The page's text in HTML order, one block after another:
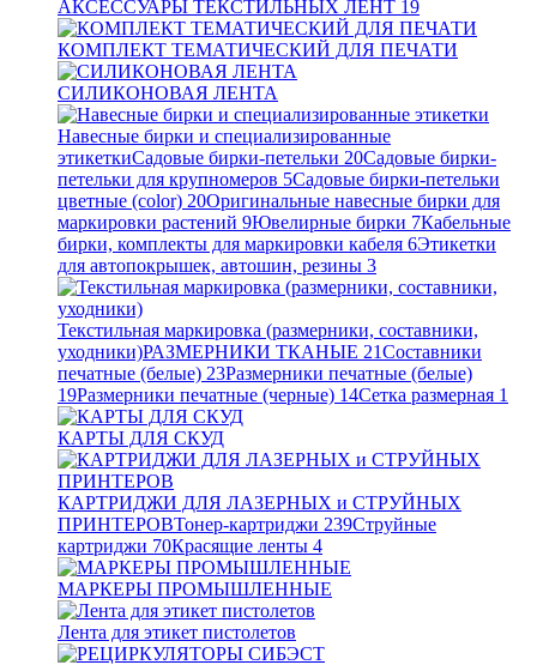
АКСЕССУАРЫ ТЕКСТИЛЬНЫХ ЛЕНТ 19
КОМПЛЕКТ ТЕМАТИЧЕСКИЙ ДЛЯ ПЕЧАТИ
СИЛИКОНОВАЯ ЛЕНТА
Навесные бирки и специализированные
этикеткиСадовые бирки-петельки 20Садовые бирки-
петельки для крупномеров 5Садовые бирки-петельки
цветные (color) 20Оригинальные навесные бирки для
маркировки растений 9Ювелирные бирки 7Кабельные
бирки, комплекты для маркировки кабеля 6Этикетки
для автопокрышек, автошин, резины 3
Текстильная маркировка (размерники, составники,
уходники)РАЗМЕРНИКИ ТКАНЫЕ 21Составники
печатные (белые) 23Размерники печатные (белые)
19Размерники печатные (черные) 14Сетка размерная 1
КАРТЫ ДЛЯ СКУД
КАРТРИДЖИ ДЛЯ ЛАЗЕРНЫХ и СТРУЙНЫХ
ПРИНТЕРОВТонер-картриджи 239Струйные
картриджи 70Красящие ленты 4
МАРКЕРЫ ПРОМЫШЛЕННЫЕ
Лента для этикет пистолетов